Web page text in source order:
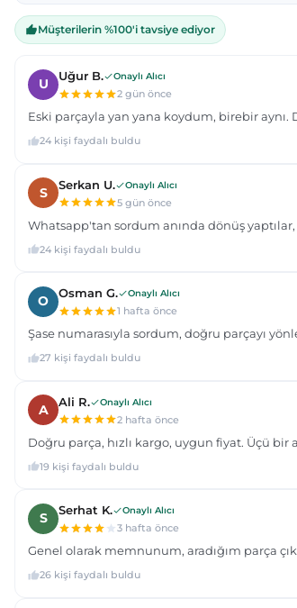
Bu ürüne benzer farklı alternatifler olmalı.